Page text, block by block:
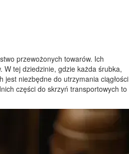
przewożonych towarów. Ich
W tej dziedzinie, gdzie każda śrubka,
niezbędne do utrzymania ciągłości
części do skrzyń transportowych to